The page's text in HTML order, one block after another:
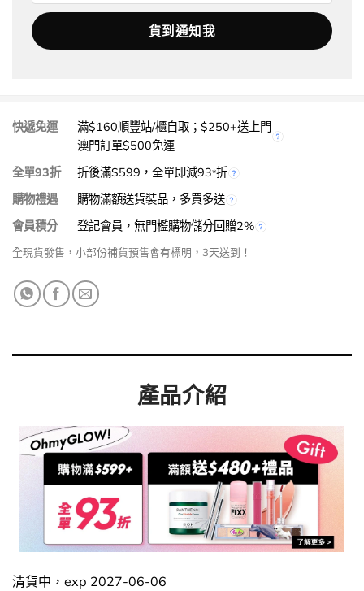
快遞免運
滿$160順豐站/櫃自取；$250+送上門
澳門訂單$500免運
全單93折
折後滿$599，全單即減93*折
購物禮遇
購物滿額送貨裝品，多買多送
會員積分
登記會員，無門檻購物儲分回贈2%
全現貨發售，小部份補貨預售會有標明，3天送到！
產品介紹
清貨中，exp 2027-06-06